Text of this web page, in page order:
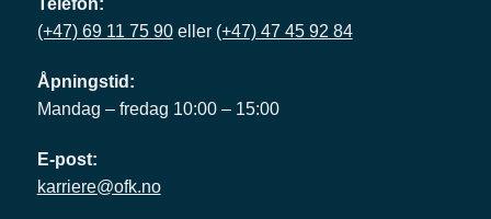
Telefon:
(+47) 69 11 75 90eller (+47) 47 45 92 84
Åpningstid:
Mandag – fredag 10:00 – 15:00
E-post:
karriere@ofk.no